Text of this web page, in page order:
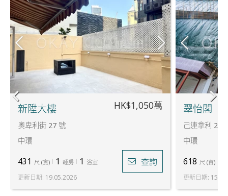
新陞大樓
奧卑利街 27 號
中環
HK$1,050萬
431 尺 (實) 1 睡房 1 浴室 查詢
更新日期: 19.05.2026
翠怡閣
己連拿利 2 號
中環
618 尺 (實)
更新日期: